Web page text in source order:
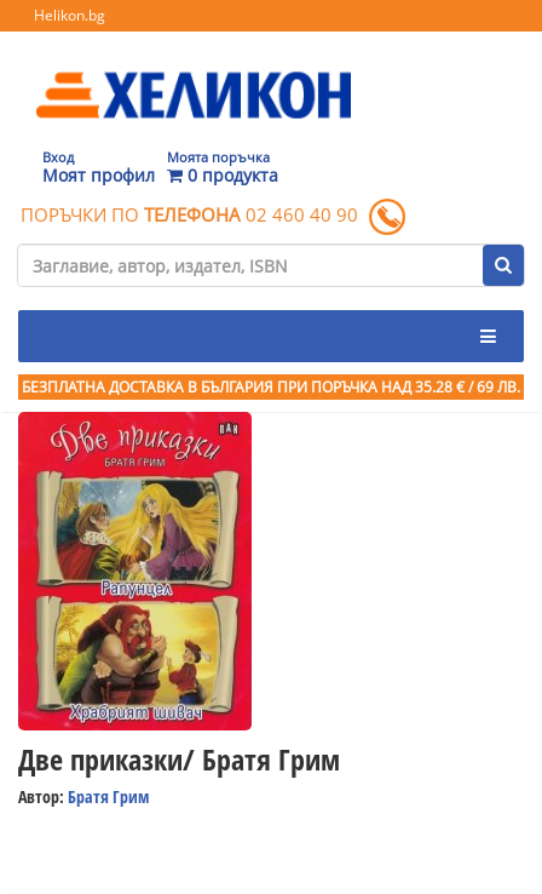
Helikon.bg
Вход
Моят профил
Моята поръчка
0 продукта
ПОРЪЧКИ ПО ТЕЛЕФОНА 02 460 40 90
БЕЗПЛАТНА ДОСТАВКА В БЪЛГАРИЯ ПРИ ПОРЪЧКА НАД 35.28 € / 69 ЛВ.
Две приказки/ Братя Грим
Автор: Братя Грим